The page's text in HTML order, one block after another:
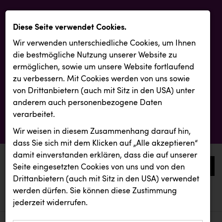
0
aktuelle aussendungen
aktuelle aussendungen
Diese Seite verwendet Cookies.
Wir verwenden unterschiedliche Cookies, um Ihnen
die best­mögliche Nutzung unserer Website zu
ermöglichen, sowie um unsere Website fortlaufend
zu verbessern. Mit Cookies werden von uns sowie
von Drittanbietern (auch mit Sitz in den USA) unter
anderem auch personenbezogene Daten
verarbeitet.
Wir weisen in diesem Zusammenhang darauf hin,
dass Sie sich mit dem Klicken auf „Alle akzeptieren“
damit ein­ver­standen erklären, dass die auf unserer
Seite eingesetzten Cookies von uns und von den
Drittanbietern (auch mit Sitz in den USA) verwendet
werden dürfen. Sie können diese Zustimmung
jederzeit widerrufen.